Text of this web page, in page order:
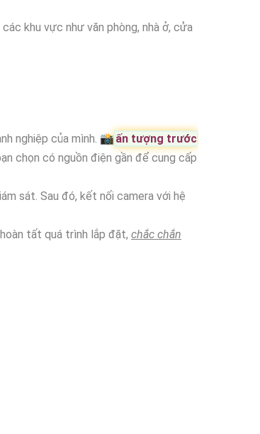
khu vực như văn phòng, nhà ở, cửa
nghiệp của mình. 📸 ấn tượng trước
chọn có nguồn điện gần để cung cấp
sát. Sau đó, kết nối camera với hệ
tất quá trình lắp đặt, chắc chắn